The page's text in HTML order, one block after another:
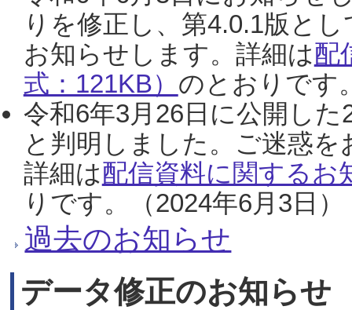
りを修正し、第4.0.1版と
お知らせします。詳細は配
式：121KB） のとおりです
令和6年3月26日に公開し
と判明しました。ご迷惑
詳細は配信資料に関するお
りです。（2024年6月3日）
過去のお知らせ
データ修正のお知らせ